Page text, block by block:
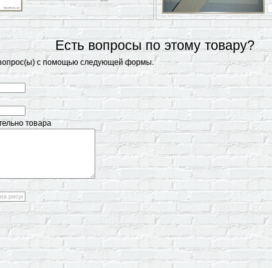
Есть вопросы по этому товару?
с помощью следующей формы.
товара